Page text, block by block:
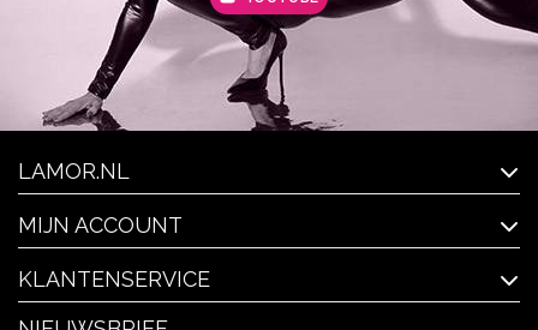
LAMOR.NL
MIJN ACCOUNT
KLANTENSERVICE